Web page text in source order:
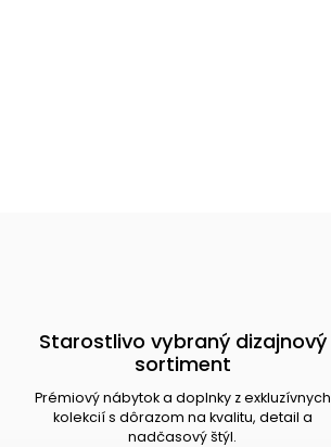
Starostlivo vybraný dizajnový
sortiment
Prémiový nábytok a doplnky z exkluzívnych
kolekcií s dôrazom na kvalitu, detail a
nadčasový štýl.